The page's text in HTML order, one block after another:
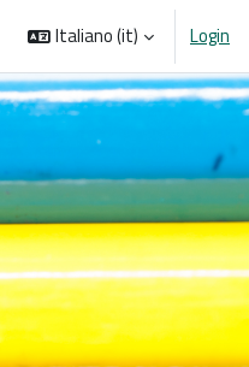
Italiano ‎(it)‎ Login